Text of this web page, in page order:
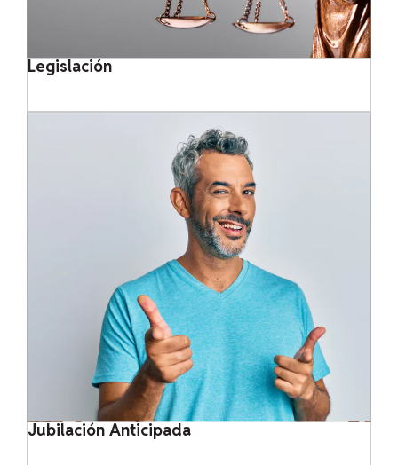
Legislación
Jubilación Anticipada